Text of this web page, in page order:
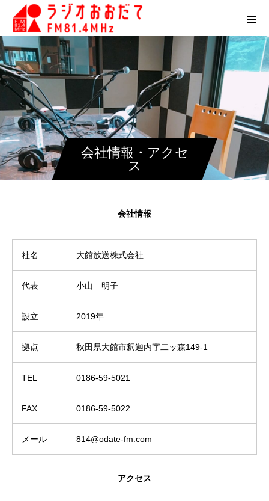
会社情報・アクセ
ス
会社情報
社名 大館放送株式会社
代表 小山 明子
設立 2019年
拠点 秋田県大館市釈迦内字二ッ森149-1
TEL 0186-59-5021
FAX 0186-59-5022
メール 814@odate-fm.com
アクセス